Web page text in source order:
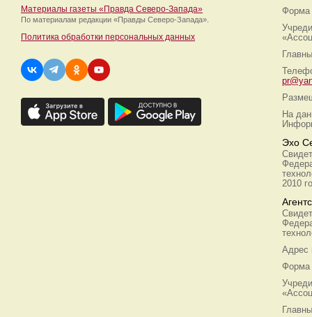
Материалы газеты «Правда Северо-Запада»
По материалам редакции «Правды Северо-Запада».
Политика обработки персональных данных
Форма
На
Эхо
2010
Адрес
Форма